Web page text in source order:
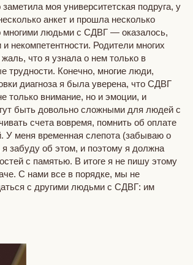
моя университетская подруга, у
анкет и прошла несколько
многими людьми с СДВГ — оказалось,
некомпетентности. Родители многих
что я узнала о нем только в
трудности. Конечно, многие люди,
диагноза я была уверена, что СДВГ
только внимание, но и эмоции, и
быть довольно сложными для людей с
счета вовремя, помнить об оплате
У меня временная слепота (забываю о
забуду об этом, и поэтому я должна
с памятью. В итоге я не пишу этому
С нами все в порядке, мы не
с другими людьми с СДВГ: им